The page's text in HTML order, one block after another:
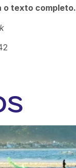
o texto completo.